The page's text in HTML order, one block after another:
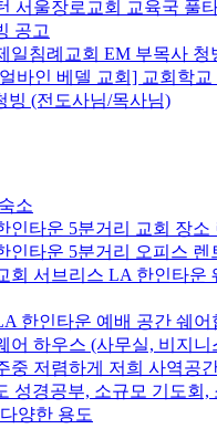
서울장로교회 교육국 풀
공고
일침례교회 EM 부목사 청
바인 베델 교회] 교회학교
빙 (전도사님/목사님)
소
인타운 5분거리 교회 장소
인타운 5분거리 오피스 렌
회 서브리스 LA 한인타운
한인타운 예배 공간 쉐어
어 하우스 (사무실, 비지니
중 저렴하게 저희 사역공
성경공부, 소규모 기도회,
양한 용도